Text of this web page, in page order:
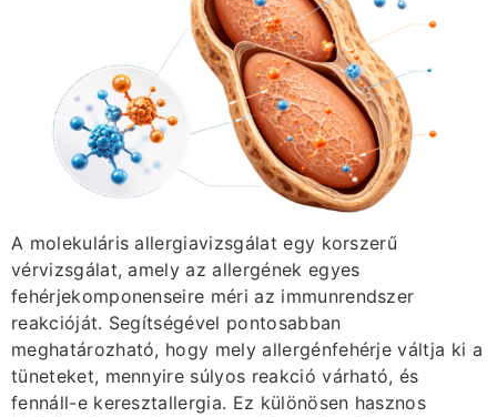
A molekuláris allergiavizsgálat egy korszerű
vérvizsgálat, amely az allergének egyes
fehérjekomponenseire méri az immunrendszer
reakcióját. Segítségével pontosabban
meghatározható, hogy mely allergénfehérje váltja ki a
tüneteket, mennyire súlyos reakció várható, és
fennáll-e keresztallergia. Ez különösen hasznos